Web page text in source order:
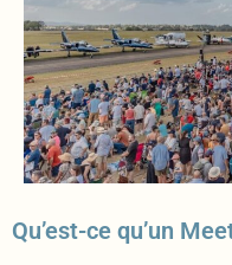
Qu’est-ce qu’un